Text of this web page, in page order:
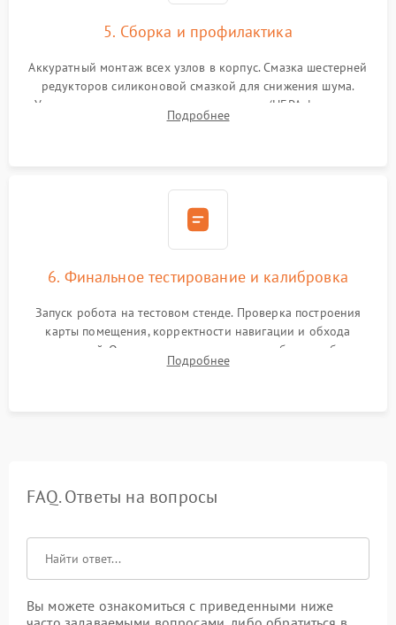
5. Сборка и профилактика
Аккуратный монтаж всех узлов в корпус. Смазка шестерней
редукторов силиконовой смазкой для снижения шума.
Установка новых расходных материалов (HEPA-фильтров,
микрофибры, щеток). Надежная фиксация разъемов и
Подробнее
6. Финальное тестирование и калибровка
Запуск робота на тестовом стенде. Проверка построения
карты помещения, корректности навигации и обхода
препятствий. Оценка силы всасывания и работы турбины.
Тестирование автоматического возврата на док-станцию и
Подробнее
FAQ. Ответы на вопросы
Вы можете ознакомиться с приведенными ниже